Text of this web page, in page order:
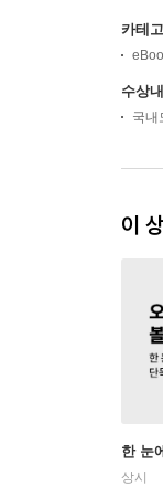
카테
수상
국내
이
한 눈
상시